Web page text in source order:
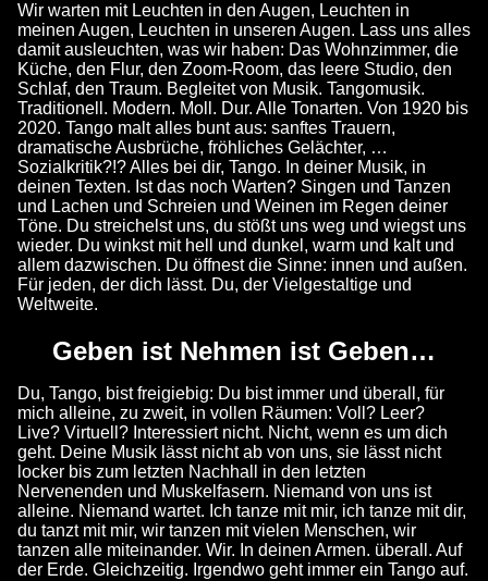
Wir warten mit Leuchten in den Augen, Leuchten in
meinen Augen, Leuchten in unseren Augen. Lass uns alles
damit ausleuchten, was wir haben: Das Wohnzimmer, die
Küche, den Flur, den Zoom-Room, das leere Studio, den
Schlaf, den Traum. Begleitet von Musik. Tangomusik.
Traditionell. Modern. Moll. Dur. Alle Tonarten. Von 1920 bis
2020. Tango malt alles bunt aus: sanftes Trauern,
dramatische Ausbrüche, fröhliches Gelächter, …
Sozialkritik?!? Alles bei dir, Tango. In deiner Musik, in
deinen Texten. Ist das noch Warten? Singen und Tanzen
und Lachen und Schreien und Weinen im Regen deiner
Töne. Du streichelst uns, du stößt uns weg und wiegst uns
wieder. Du winkst mit hell und dunkel, warm und kalt und
allem dazwischen. Du öffnest die Sinne: innen und außen.
Für jeden, der dich lässt. Du, der Vielgestaltige und
Weltweite.
Geben ist Nehmen ist Geben…
Du, Tango, bist freigiebig: Du bist immer und überall, für
mich alleine, zu zweit, in vollen Räumen: Voll? Leer?
Live? Virtuell? Interessiert nicht. Nicht, wenn es um dich
geht. Deine Musik lässt nicht ab von uns, sie lässt nicht
locker bis zum letzten Nachhall in den letzten
Nervenenden und Muskelfasern. Niemand von uns ist
alleine. Niemand wartet. Ich tanze mit mir, ich tanze mit dir,
du tanzt mit mir, wir tanzen mit vielen Menschen, wir
tanzen alle miteinander. Wir. In deinen Armen. überall. Auf
der Erde. Gleichzeitig. Irgendwo geht immer ein Tango auf.